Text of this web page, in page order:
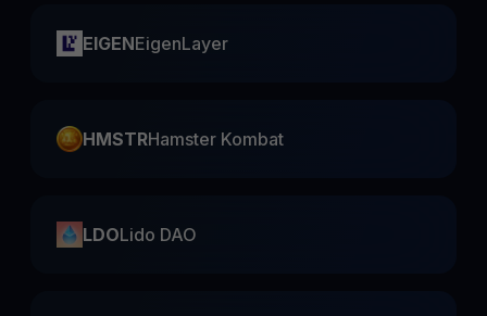
EIGENEigenLayer
HMSTRHamster Kombat
LDOLido DAO